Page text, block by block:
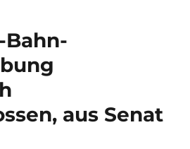
Bahn-
aus Senat